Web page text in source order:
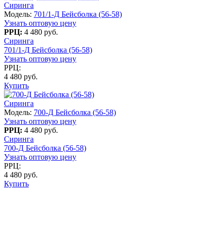
Сиринга
Модель: 701/1-Д Бейсболка (56-58)
Узнать оптовую цену
РРЦ: 4 480 руб.
Сиринга
701/1-Д Бейсболка (56-58)
Узнать оптовую цену
РРЦ:
4 480 руб.
Купить
Сиринга
Модель: 700-Д Бейсболка (56-58)
Узнать оптовую цену
РРЦ: 4 480 руб.
Сиринга
700-Д Бейсболка (56-58)
Узнать оптовую цену
РРЦ:
4 480 руб.
Купить